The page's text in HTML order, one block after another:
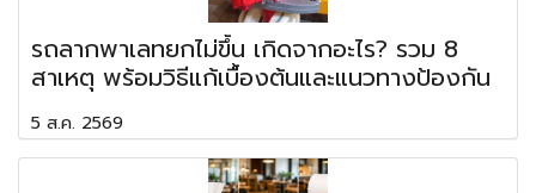
รถลากพาเลทยกไม่ขึ้น เกิดจากอะไร? รวม 8
สาเหตุ พร้อมวิธีแก้เบื้องต้นและแนวทางป้องกัน
5 ส.ค. 2569